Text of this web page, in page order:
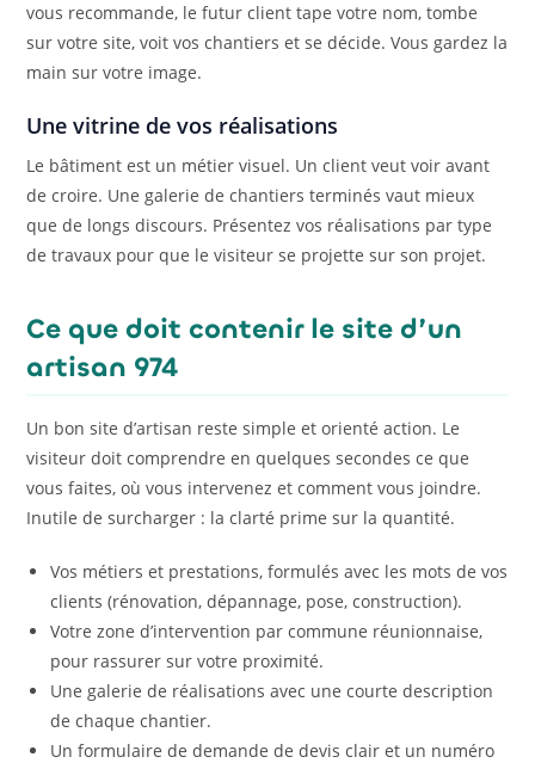
vous recommande, le futur client tape votre nom, tombe
sur votre site, voit vos chantiers et se décide. Vous gardez la
main sur votre image.
Une vitrine de vos réalisations
Le bâtiment est un métier visuel. Un client veut voir avant
de croire. Une galerie de chantiers terminés vaut mieux
que de longs discours. Présentez vos réalisations par type
de travaux pour que le visiteur se projette sur son projet.
Ce que doit contenir le site d’un
artisan 974
Un bon site d’artisan reste simple et orienté action. Le
visiteur doit comprendre en quelques secondes ce que
vous faites, où vous intervenez et comment vous joindre.
Inutile de surcharger : la clarté prime sur la quantité.
Vos métiers et prestations, formulés avec les mots de vos
clients (rénovation, dépannage, pose, construction).
Votre zone d’intervention par commune réunionnaise,
pour rassurer sur votre proximité.
Une galerie de réalisations avec une courte description
de chaque chantier.
Un formulaire de demande de devis clair et un numéro